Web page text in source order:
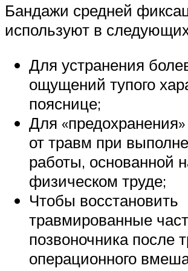
Бандажи средней
используют в
Для устранения
ощущений тупого
пояснице;
Для
от травм при
работы, основанной
физическом труде;
Чтобы восстановить
травмированные
позвоночника после
операционного